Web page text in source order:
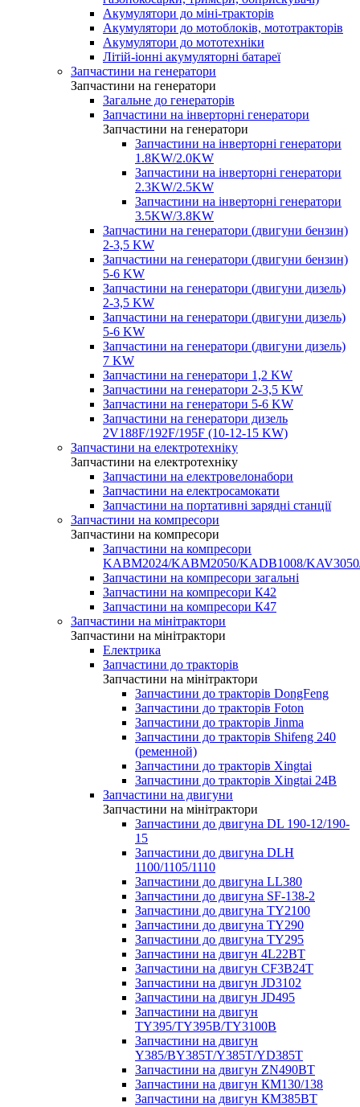
Акумулятори до міні-тракторів
Акумулятори до мотоблоків, мототракторів
Акумулятори до мототехніки
Літій-іонні акумуляторні батареї
Запчастини на генератори
Запчастини на генератори
Загальне до генераторів
Запчастини на інверторні генератори
Запчастини на генератори
Запчастини на інверторні генератори
1.8KW/2.0KW
Запчастини на інверторні генератори
2.3KW/2.5KW
Запчастини на інверторні генератори
3.5KW/3.8KW
Запчастини на генератори (двигуни бензин)
2-3,5 KW
Запчастини на генератори (двигуни бензин)
5-6 KW
Запчастини на генератори (двигуни дизель)
2-3,5 KW
Запчастини на генератори (двигуни дизель)
5-6 KW
Запчастини на генератори (двигуни дизель)
7 KW
Запчастини на генератори 1,2 KW
Запчастини на генератори 2-3,5 KW
Запчастини на генератори 5-6 KW
Запчастини на генератори дизель
2V188F/192F/195F (10-12-15 KW)
Запчастини на електротехніку
Запчастини на електротехніку
Запчастини на електровелонабори
Запчастини на електросамокати
Запчастини на портативні зарядні станції
Запчастини на компресори
Запчастини на компресори
Запчастини на компресори
KABM2024/KABM2050/KADB1008/
Запчастини на компресори загальні
Запчастини на компресори К42
Запчастини на компресори К47
Запчастини на мінітрактори
Запчастини на мінітрактори
Електрика
Запчастини до тракторів
Запчастини на мінітрактори
Запчастини до тракторів DongFeng
Запчастини до тракторів Foton
Запчастини до тракторів Jinma
Запчастини до тракторів Shifeng 240
(ременной)
Запчастини до тракторів Xingtai
Запчастини до тракторів Xingtai 24В
Запчастини на двигуни
Запчастини на мінітрактори
Запчастини до двигуна DL 190-12/190-
15
Запчастини до двигуна DLH
1100/1105/1110
Запчастини до двигуна LL380
Запчастини до двигуна SF-138-2
Запчастини до двигуна TY2100
Запчастини до двигуна TY290
Запчастини до двигуна TY295
Запчастини на двигун 4L22BT
Запчастини на двигун CF3B24T
Запчастини на двигун JD3102
Запчастини на двигун JD495
Запчастини на двигун
TY395/TY395В/TY3100В
Запчастини на двигун
Y385/BY385T/Y385T/YD385T
Запчастини на двигун ZN490BT
Запчастини на двигун КМ130/138
Запчастини на двигун КМ385ВТ